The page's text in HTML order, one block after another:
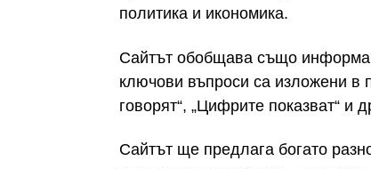
политика и икономика.
Сайтът обобщава също
ключови въпроси са изложени в
говорят“, „Цифрите показват“ и
Сайтът ще предлага богато